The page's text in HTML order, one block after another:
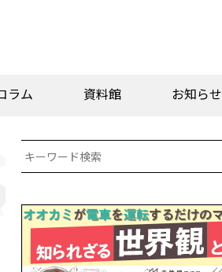
ラム 資料館 お知らせ